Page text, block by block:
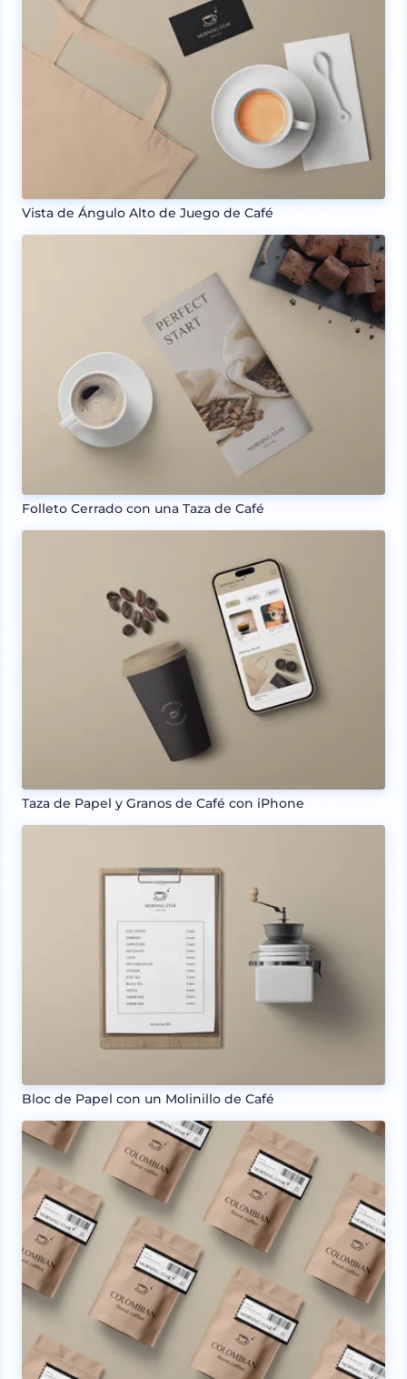
Vista de Ángulo Alto de Juego de Café
Folleto Cerrado con una Taza de Café
Taza de Papel y Granos de Café con iPhone
Bloc de Papel con un Molinillo de Café